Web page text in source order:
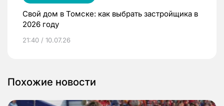
Свой дом в Томске: как выбрать застройщика в
2026 году
21:40 / 10.07.26
Похожие новости